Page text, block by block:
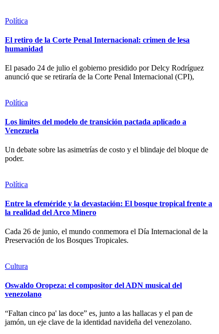
Política
El retiro de la Corte Penal Internacional: crimen de lesa
humanidad
El pasado 24 de julio el gobierno presidido por Delcy Rodríguez
anunció que se retiraría de la Corte Penal Internacional (CPI),
Política
Los límites del modelo de transición pactada aplicado a
Venezuela
Un debate sobre las asimetrías de costo y el blindaje del bloque de
poder.
Política
Entre la efeméride y la devastación: El bosque tropical frente a
la realidad del Arco Minero
Cada 26 de junio, el mundo conmemora el Día Internacional de la
Preservación de los Bosques Tropicales.
Cultura
Oswaldo Oropeza: el compositor del ADN musical del
venezolano
“Faltan cinco pa' las doce” es, junto a las hallacas y el pan de
jamón, un eje clave de la identidad navideña del venezolano.